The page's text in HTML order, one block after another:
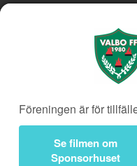
Köp genom
Presentkort
Bli medlem
Föreningen är för
Se filmen om
Sponsorhuset